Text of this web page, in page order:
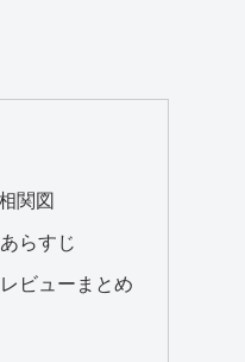
関図
らすじ
ビューまとめ